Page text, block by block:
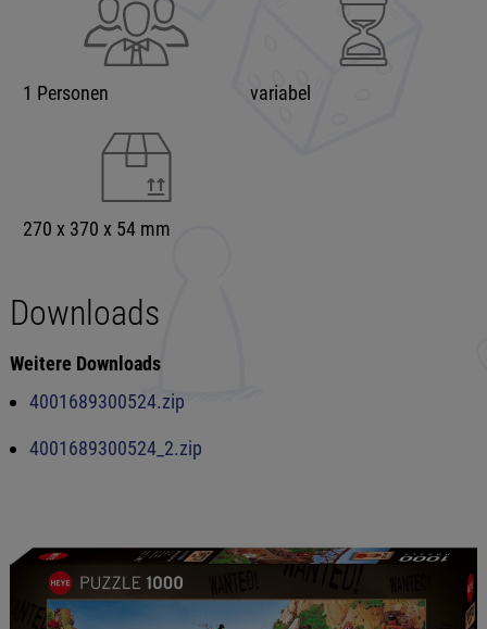
1 Personen variabel
270 x 370 x 54 mm
Downloads
Weitere Downloads
4001689300524.zip
4001689300524_2.zip